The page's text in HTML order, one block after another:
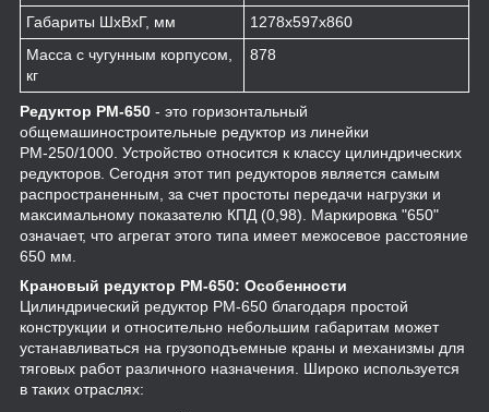
Габариты ШхВхГ, мм
1278х597х860
Масса с чугунным корпусом,
кг
878
Редуктор РМ-650 - это горизонтальный
общемашиностроительные редуктор из линейки
РМ-250/1000. Устройство относится к классу цилиндрических
редукторов. Сегодня этот тип редукторов является самым
распространенным, за счет простоты передачи нагрузки и
максимальному показателю КПД (0,98). Маркировка "650"
означает, что агрегат этого типа имеет межосевое расстояние
650 мм.
Крановый редуктор РМ-650: Особенности
Цилиндрический редуктор РМ-650 благодаря простой
конструкции и относительно небольшим габаритам может
устанавливаться на грузоподъемные краны и механизмы для
тяговых работ различного назначения. Широко используется
в таких отраслях: